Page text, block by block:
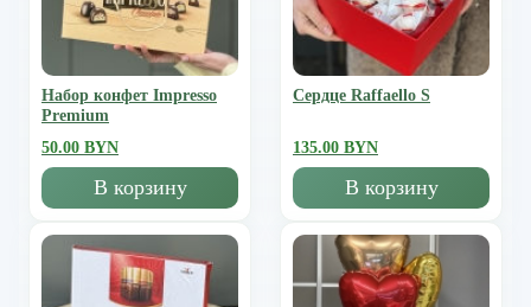
Набор конфет Impresso
Premium
50.00 BYN
В корзину
Сердце Raffaello S
135.00 BYN
В корзину